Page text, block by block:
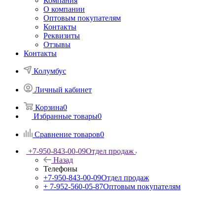
О компании
Оптовым покупателям
Контакты
Реквизиты
Отзывы
Контакты
Колумбус
Личный кабинет
Корзина0
Избранные товары0
Сравнение товаров0
+7-950-843-00-09Отдел продаж
Назад
Телефоны
+7-950-843-00-09Отдел продаж
+ 7-952-560-05-87Оптовым покупателям